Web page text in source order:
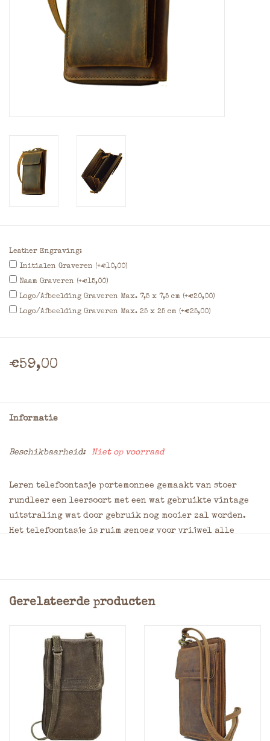
Leather Engraving:
Initialen Graveren (+€10,00)
Naam Graveren (+€15,00)
Logo/Afbeelding Graveren Max. 7,5 x 7,5 cm (+€20,00)
Logo/Afbeelding Graveren Max. 25 x 25 cm (+€25,00)
€59,00
Informatie
Beschikbaarheid: Niet op voorraad
Leren telefoontasje portemonnee gemaakt van stoer
rundleer een leersoort met een wat gebruikte vintage
uitstraling wat door gebruik nog mooier zal worden.
Het telefoontasje is ruim genoeg voor vrijwel alle
portemonnee deze is voorzien van 2 horizontale
er is ruimte voor minimaal 8 pasjesvakken. Het tasje
voor een mobiel is voorzien van een lange draagriem.
Materiaal: Vintage rundleer
Kleur: Bruin
Verstelbare schouderband
Afmeting: = 11 x 19 x 4 cm (BxHxD)
Gerelateerde producten